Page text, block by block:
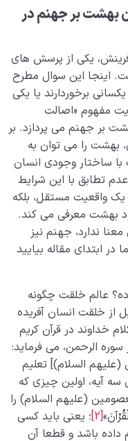
0/13
0/14
0/15
چه اثری بر زندگی
پاداش ماست؟
های خود
خدا نهر عسل و
آیا بهشت پیش
ورود چه
به بهشت
بهشت بر جهنم در
یکی از پرسش های
اینجا این سوال مطرح
برخوردارند یا یکی
مفهوم «اصالت
بر جهنم می پردازد. بر
بهشت را می توان به
ساختار وجودی انسان
تطابق با این شرایط
یک واقعیت مستقل، بلکه
بهشت معرفی می کند.
ندارد، جهنم نیز
ابتدای مقاله بیایید
عالم خلقت چگونه
از خلقت انسان آفریده
خداوند در قرآن کریم
می گیریم. خداوند در آیه 1 تا 3 از سوره الرحمن، می فرماید:
السلام)] تعلیم
سه آیه، اولین چیزی که
(علیهم السلام) را
[2] ؛ یعنی باید کسی
داده باشد و قطعا آن